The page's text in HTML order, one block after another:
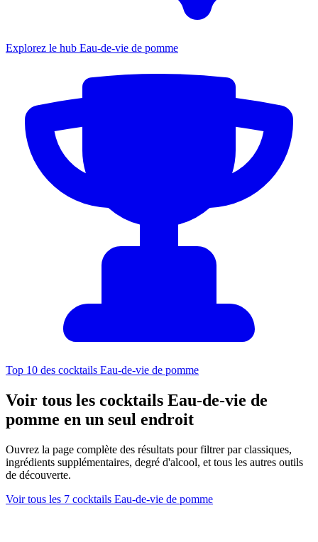
Explorez le hub Eau-de-vie de pomme
Top 10 des cocktails Eau-de-vie de pomme
Voir tous les cocktails Eau-de-vie de
pomme en un seul endroit
Ouvrez la page complète des résultats pour filtrer par classiques,
ingrédients supplémentaires, degré d'alcool, et tous les autres outils
de découverte.
Voir tous les 7 cocktails Eau-de-vie de pomme